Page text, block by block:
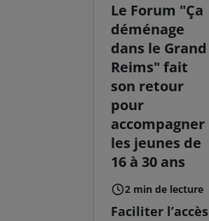
Le Forum "Ça
déménage
dans le Grand
Reims" fait
son retour
pour
accompagner
les jeunes de
16 à 30 ans
2 min de lecture
Faciliter l’accès